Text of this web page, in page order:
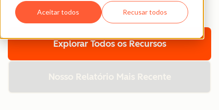
Aceitar todos Recusar todos
formato para encontrar exatamente o que precisa.
Explorar Todos os Recursos
Nosso Relatório Mais Recente